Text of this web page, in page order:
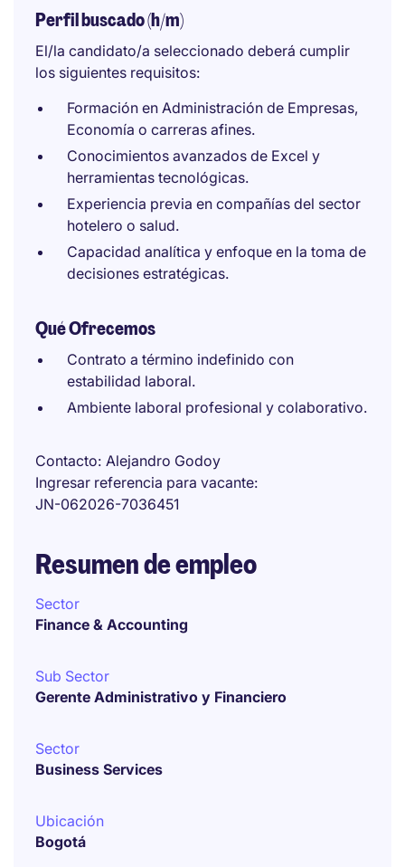
Perfil buscado (h/m)
El/la candidato/a seleccionado deberá cumplir
los siguientes requisitos:
Formación en Administración de Empresas,
Economía o carreras afines.
Conocimientos avanzados de Excel y
herramientas tecnológicas.
Experiencia previa en compañías del sector
hotelero o salud.
Capacidad analítica y enfoque en la toma de
decisiones estratégicas.
Qué Ofrecemos
Contrato a término indefinido con
estabilidad laboral.
Ambiente laboral profesional y colaborativo.
Contacto Alejandro Godoy
Ingresar referencia para vacante
JN-062026-7036451
Resumen de empleo
Sector
Finance & Accounting
Sub Sector
Gerente Administrativo y Financiero
Sector
Business Services
Ubicación
Bogotá